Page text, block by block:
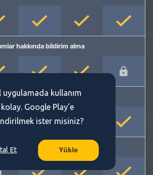
hakkında bildirim alma
uygulamada kullanım
Google Play'e
ister misiniz?
Et Yükle